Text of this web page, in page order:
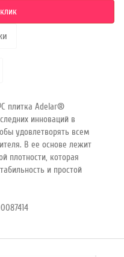
плитка Adelar®
инноваций в
удовлетворять всем
В ее основе лежит
плотности, которая
и простой